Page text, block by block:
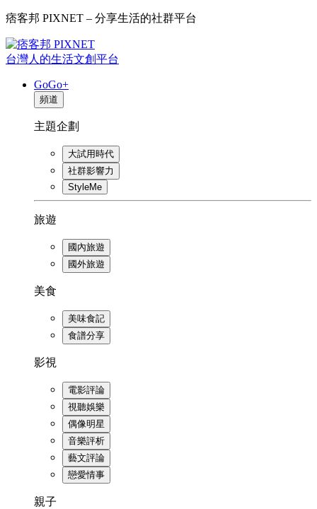
痞客邦 PIXNET – 分享生活的社群平台
台灣人的生活文創平台
GoGo+
頻道
主題企劃
大試用時代
社群影響力
StyleMe
旅遊
國內旅遊
國外旅遊
美食
美味食記
食譜分享
影視
電影評論
視聽娛樂
偶像明星
音樂評析
藝文評論
戀愛情事
親子